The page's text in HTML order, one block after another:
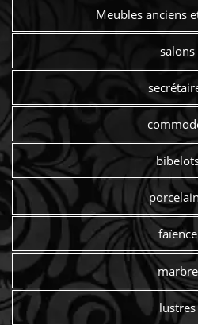
Meubles anciens
salons
faïence
marbre
lustres